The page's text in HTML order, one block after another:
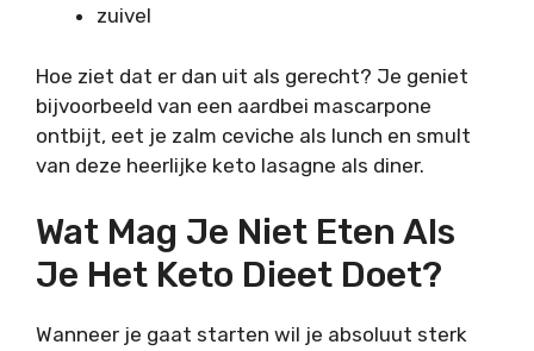
zuivel
Hoe ziet dat er dan uit als gerecht? Je geniet
bijvoorbeeld van een aardbei mascarpone
ontbijt, eet je zalm ceviche als lunch en smult
van deze heerlijke keto lasagne als diner.
Wat Mag Je Niet Eten Als
Je Het Keto Dieet Doet?
Wanneer je gaat starten wil je absoluut sterk